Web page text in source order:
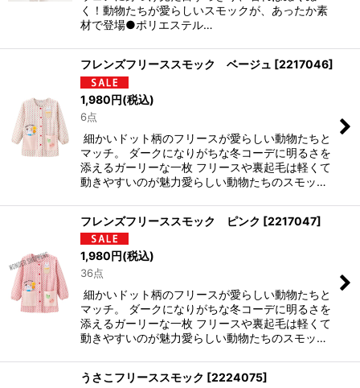
く！動物たちが愛らしいスモックが、あったか素
材で登場●ポリエステル…
フレンズフリーススモック ベージュ [2217046]
1,980円(税込)
6点
細かいドット柄のフリースが愛らしい動物たちと
マッチ。 ダークになりがちな冬コーデに明るさを
添えるガーリーな一枚 フリースや裏起毛は軽くて
動きやすいのが魅力愛らしい動物たちのスモッ…
フレンズフリーススモック ピンク [2217047]
1,980円(税込)
36点
細かいドット柄のフリースが愛らしい動物たちと
マッチ。 ダークになりがちな冬コーデに明るさを
添えるガーリーな一枚 フリースや裏起毛は軽くて
動きやすいのが魅力愛らしい動物たちのスモッ…
うさこフリーススモック [2224075]